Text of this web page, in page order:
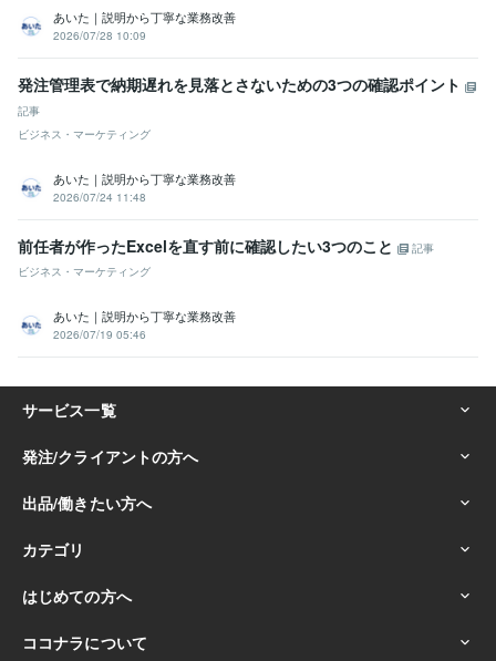
あいた｜説明から丁寧な業務改善
2026/07/28 10:09
発注管理表で納期遅れを見落とさないための3つの確認ポイント
記事
ビジネス・マーケティング
あいた｜説明から丁寧な業務改善
2026/07/24 11:48
前任者が作ったExcelを直す前に確認したい3つのこと
記事
ビジネス・マーケティング
あいた｜説明から丁寧な業務改善
2026/07/19 05:46